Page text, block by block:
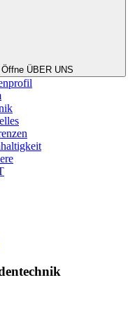
Öffne ÜBER UNS